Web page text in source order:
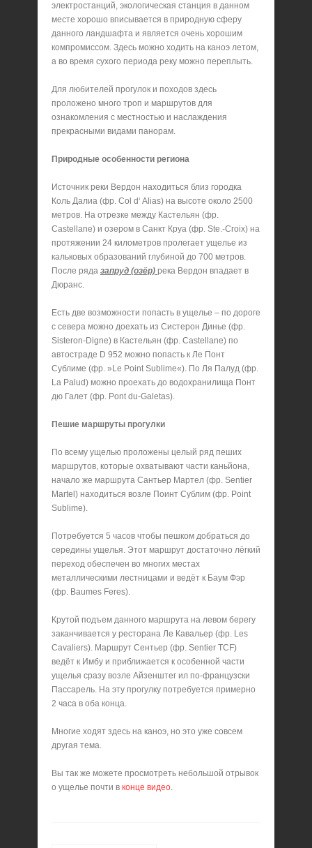
электростанций, экологическая станция в данном
месте хорошо вписывается в природную сферу
данного ландшафта и является очень хорошим
компромиссом. Здесь можно ходить на каноэ летом,
а во время сухого периода реку можно переплыть.
Для любителей прогулок и походов здесь
проложено много троп и маршрутов для
ознакомления с местностью и наслаждения
прекрасными видами панорам.
Природные особенности региона
Источник реки Вердон находиться близ городка
Коль Далиа (фр. Col d‘ Alias) на высоте около 2500
метров. На отрезке между Кастельян (фр.
Castellane) и озером в Санкт Круа (фр. Ste.-Croiх) на
протяжении 24 километров пролегает ущелье из
кальковых образований глубиной до 700 метров.
После ряда запруд (озёр) река Вердон впадает в
Дюранс.
Есть две возможности попасть в ущелье – по дороге
с севера можно доехать из Систерон Динье (фр.
Sisteron-Digne) в Кастельян (фр. Castellane) по
автостраде D 952 можно попасть к Ле Понт
Сублиме (фр. »Le Point Sublime«). По Ля Палуд (фр.
La Palud) можно проехать до водохранилища Понт
дю Галет (фр. Pont du-Galetas).
Пешие маршруты прогулки
По всему ущелью проложены целый ряд пеших
маршрутов, которые охватывают части каньйона,
начало же маршрута Сантьер Мартел (фр. Sentier
Martel) находиться возле Поинт Сублим (фр. Point
Sublime).
Потребуется 5 часов чтобы пешком добраться до
середины ущелья. Этот маршрут достаточно лёгкий
переход обеспечен во многих местах
металлическими лестницами и ведёт к Баум Фэр
(фр. Baumes Feres).
Крутой подъем данного маршрута на левом берегу
заканчивается у ресторана Ле Кавальер (фр. Les
Cavaliers). Маршрут Сентьер (фр. Sentier TCF)
ведёт к Имбу и приближается к особенной части
ущелья сразу возле Айзенштег ил по-французски
Пассарель. На эту прогулку потребуется примерно
2 часа в оба конца.
Многие ходят здесь на каноэ, но это уже совсем
другая тема.
Вы так же можете просмотреть небольшой отрывок
о ущелье почти в конце видео.